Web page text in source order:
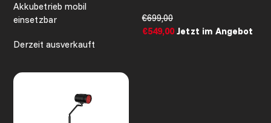
Akkubetrieb mobil
einsetzbar
Normaler
Derzeit ausverkauft
Normaler
Preis
€699,00
Sonderpreis
€549,00Jetzt im Angebot
Rising